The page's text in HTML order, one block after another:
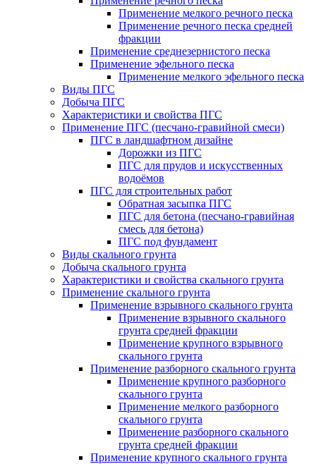
Применение мелкого речного песка
Применение речного песка средней
фракции
Применение среднезернистого песка
Применение эфельного песка
Применение мелкого эфельного песка
Виды ПГС
Добыча ПГС
Характеристики и свойства ПГС
Применение ПГС (песчано-гравийной смеси)
ПГС в ландшафтном дизайне
Дорожки из ПГС
ПГС для прудов и искусственных
водоёмов
ПГС для строительных работ
Обратная засыпка ПГС
ПГС для бетона (песчано-гравийная
смесь для бетона)
ПГС под фундамент
Виды скального грунта
Добыча скального грунта
Характеристики и свойства скального грунта
Применение скального грунта
Применение взрывного скального грунта
Применение взрывного скального
грунта средней фракции
Применение крупного взрывного
скального грунта
Применение разборного скального грунта
Применение крупного разборного
скального грунта
Применение мелкого разборного
скального грунта
Применение разборного скального
грунта средней фракции
Применение крупного скального грунта